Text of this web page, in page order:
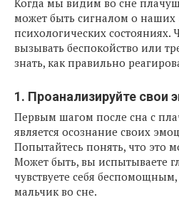
Когда мы видим во сне
может быть сигналом о
психологических состояниях.
вызывать беспокойство или
знать, как правильно
1. Проанализируйте свои
Первым шагом после сна с
является осознание своих
Попытайтесь понять, что это
Может быть, вы испытываете
чувствуете себя
мальчик во сне.